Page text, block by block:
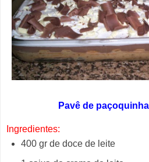
Pavê de
Ingredientes:
400 gr de doce de leite